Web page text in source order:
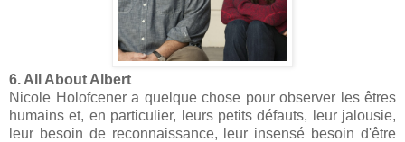
6. All About Albert
Nicole Holofcener a quelque chose pour observer les êtres
humains et, en particulier, leurs petits défauts, leur jalousie,
leur besoin de reconnaissance, leur insensé besoin d'être